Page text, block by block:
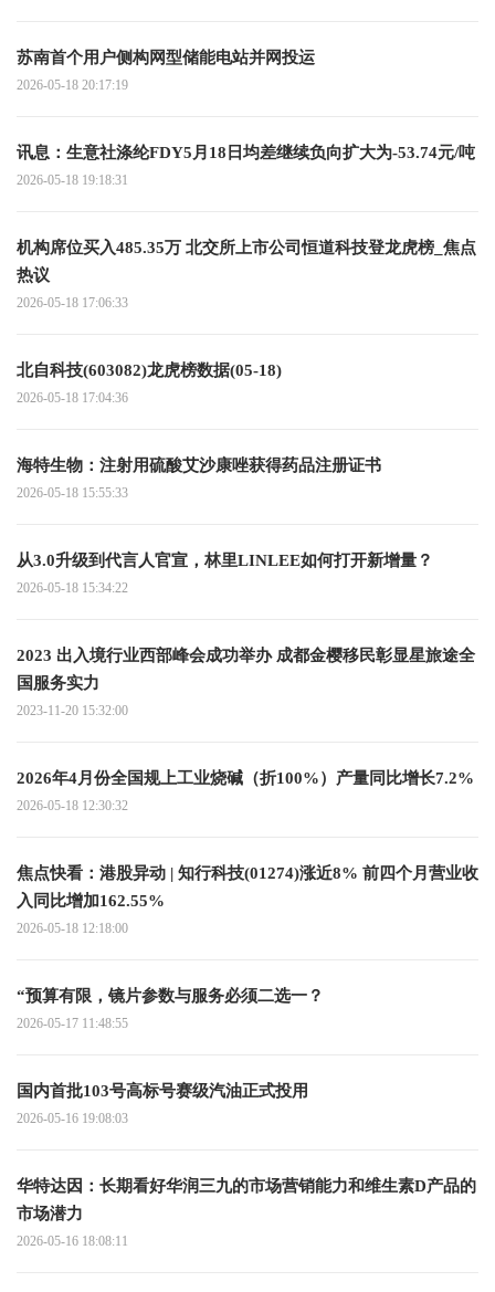
苏南首个用户侧构网型储能电站并网投运
2026-05-18 20:17:19
讯息：生意社涤纶FDY5月18日均差继续负向扩大为-53.74元/吨
2026-05-18 19:18:31
机构席位买入485.35万 北交所上市公司恒道科技登龙虎榜_焦点
热议
2026-05-18 17:06:33
北自科技(603082)龙虎榜数据(05-18)
2026-05-18 17:04:36
海特生物：注射用硫酸艾沙康唑获得药品注册证书
2026-05-18 15:55:33
从3.0升级到代言人官宣，林里LINLEE如何打开新增量？
2026-05-18 15:34:22
2023 出入境行业西部峰会成功举办 成都金樱移民彰显星旅途全
国服务实力
2023-11-20 15:32:00
2026年4月份全国规上工业烧碱（折100%）产量同比增长7.2%
2026-05-18 12:30:32
焦点快看：港股异动 | 知行科技(01274)涨近8% 前四个月营业收
入同比增加162.55%
2026-05-18 12:18:00
“预算有限，镜片参数与服务必须二选一？
2026-05-17 11:48:55
国内首批103号高标号赛级汽油正式投用
2026-05-16 19:08:03
华特达因：长期看好华润三九的市场营销能力和维生素D产品的
市场潜力
2026-05-16 18:08:11